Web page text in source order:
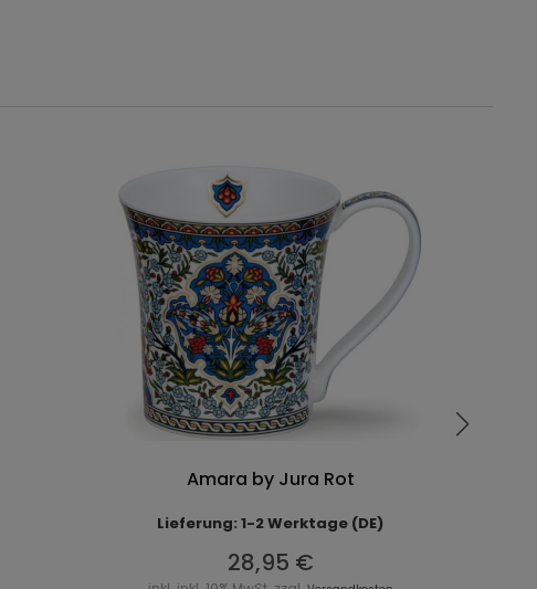
Amara by Jura Rot
Lieferung: 1-2 Werktage (DE)
28,95 €